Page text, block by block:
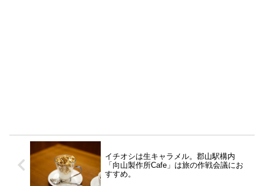
イチオシは生キャラメル。郡山駅構内
「向山製作所Cafe」は旅の作戦会議にお
すすめ。